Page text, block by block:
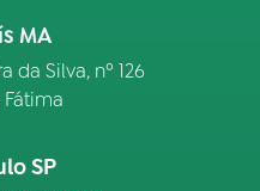
MA
da Silva, nº 126
SP